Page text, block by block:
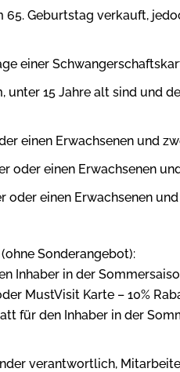
Geburtstag verkauft,
einer
15 Jahre alt sind und
einen Erwachsenen und
oder einen Erwachsenen
oder einen Erwachsenen
Sonderangebot):
Inhaber in der
MustVisit Karte – 10%
für den Inhaber in der
verantwortlich,